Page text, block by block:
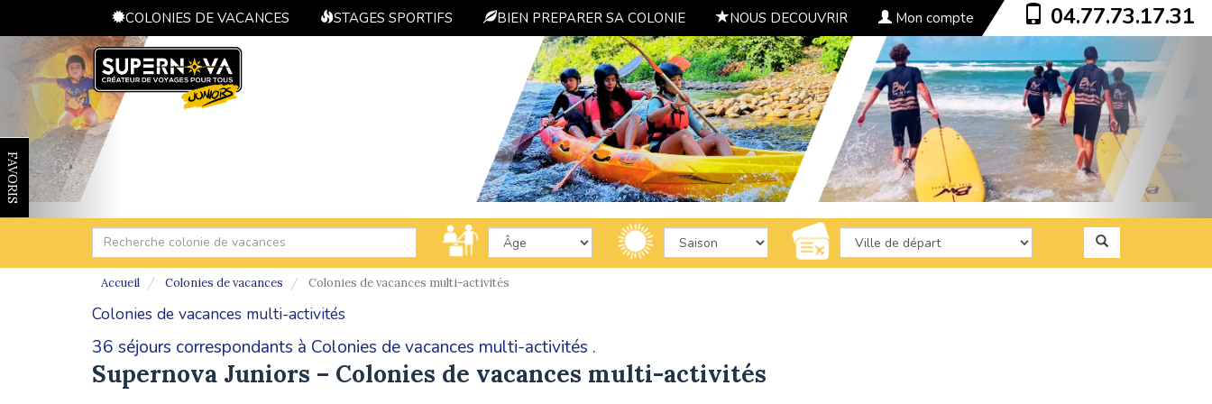
COLONIES DE VACANCES STAGES SPORTIFS BIEN PREPARER SA COLONIE NOUS DECOUVRIR Mon compte 04.77.73.17.31
FAVORIS
Accueil Colonies de vacances Colonies de vacances multi-activités
Colonies de vacances multi-activités
36 séjours correspondants à Colonies de vacances multi-activités .
Supernova Juniors – Colonies de vacances multi-activités